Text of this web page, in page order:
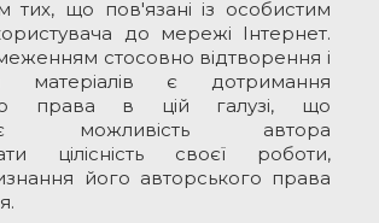
тих, що пов'язані із особистим
до мережі Інтернет.
стосовно відтворення і
матеріалів є дотримання
права в цій галузі, що
можливість автора
цілісність своєї роботи,
його авторського права